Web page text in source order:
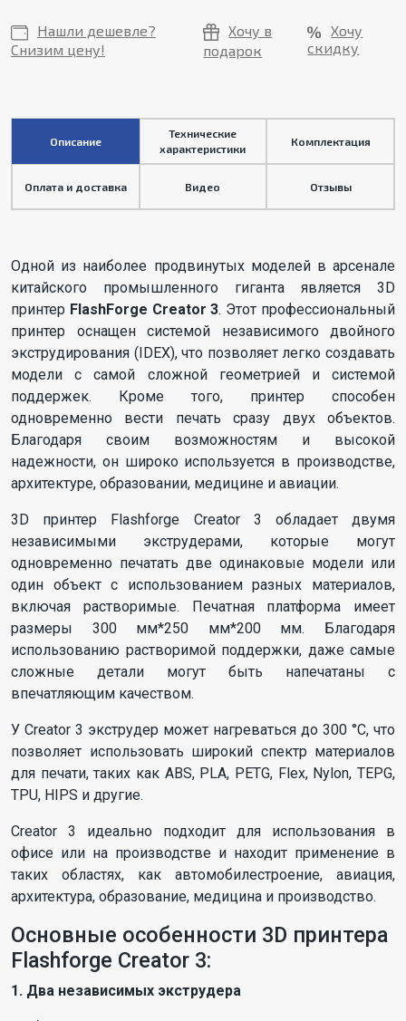
Нашли дешевле?
Снизим цену!
Хочу в
подарок
Хочу
скидку
Описание
Технические
характеристики
Комплектация
Оплата и доставка Видео Отзывы
Одной из наиболее продвинутых моделей в арсенале
китайского промышленного гиганта является 3D
принтер FlashForge Creator 3. Этот профессиональный
принтер оснащен системой независимого двойного
экструдирования (IDEX), что позволяет легко создавать
модели с самой сложной геометрией и системой
поддержек. Кроме того, принтер способен
одновременно вести печать сразу двух объектов.
Благодаря своим возможностям и высокой
надежности, он широко используется в производстве,
архитектуре, образовании, медицине и авиации.
3D принтер Flashforge Creator 3 обладает двумя
независимыми экструдерами, которые могут
одновременно печатать две одинаковые модели или
один объект с использованием разных материалов,
включая растворимые. Печатная платформа имеет
размеры 300 мм*250 мм*200 мм. Благодаря
использованию растворимой поддержки, даже самые
сложные детали могут быть напечатаны с
впечатляющим качеством.
У Creator 3 экструдер может нагреваться до 300 °C, что
позволяет использовать широкий спектр материалов
для печати, таких как ABS, PLA, PETG, Flex, Nylon, TEPG,
TPU, HIPS и другие.
Creator 3 идеально подходит для использования в
офисе или на производстве и находит применение в
таких областях, как автомобилестроение, авиация,
архитектура, образование, медицина и производство.
Основные особенности 3D принтера
Flashforge Creator 3:
1. Два независимых экструдера